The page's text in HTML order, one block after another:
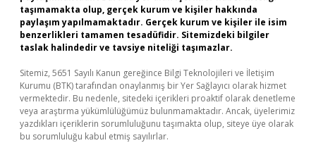
taşımamakta olup, gerçek kurum ve kişiler hakkında
paylaşım yapılmamaktadır. Gerçek kurum ve kişiler ile isim
benzerlikleri tamamen tesadüfidir. Sitemizdeki bilgiler
taslak halindedir ve tavsiye niteliği taşımazlar.
Sitemiz, 5651 Sayılı Kanun gereğince Bilgi Teknolojileri ve İletişim
Kurumu (BTK) tarafından onaylanmış bir Yer Sağlayıcı olarak hizmet
vermektedir. Bu nedenle, sitedeki içerikleri proaktif olarak denetleme
veya araştırma yükümlülüğümüz bulunmamaktadır. Ancak, üyelerimiz
yazdıkları içeriklerin sorumluluğunu taşımakta olup, siteye üye olarak
bu sorumluluğu kabul etmiş sayılırlar.